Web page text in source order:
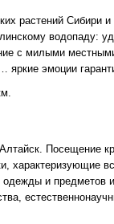
растений Сибири
водопаду:
с милыми
яркие эмоции
Посещение
характеризующие
одежды и предметов